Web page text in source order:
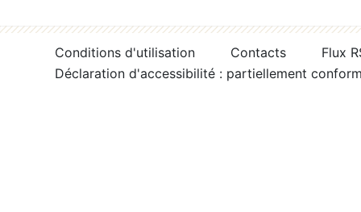
Conditions d'utilisation Contacts
Flux
Déclaration d'accessibilité : partiellement